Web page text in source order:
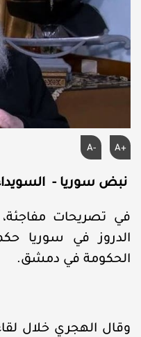
A+
A-
نبض سوريا -
في تصريحات
الدروز في سوريا
الحكومة في دمشق.
وقال الهجري خلال